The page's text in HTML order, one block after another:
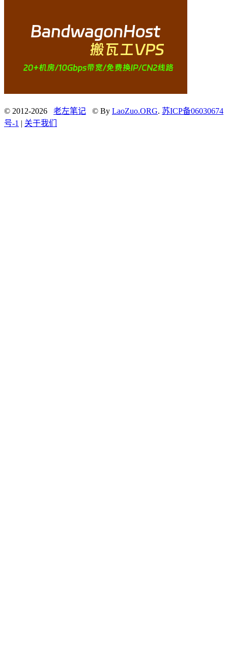
© 2012-2026 老左笔记 © By LaoZuo.ORG. 苏ICP备06030674
号-1 | 关于我们